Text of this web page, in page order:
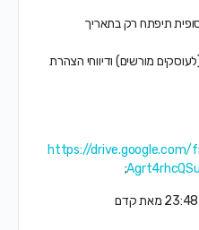
תיפתח רק בתאריך
מע"מ לחודש אפריל 2026 (לעוסקים מורשים) ודיווחי הצהרת
https://drive.google.com/
;